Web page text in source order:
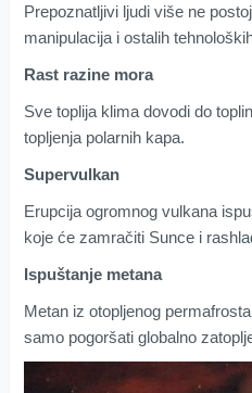
Prepoznatljivi ljudi više ne
manipulacija i ostalih
Rast razine mora
Sve toplija klima dovodi do
topljenja polarnih kapa.
Supervulkan
Erupcija ogromnog vulkana
koje će zamračiti Sunce i
Ispuštanje metana
Metan iz otopljenog
samo pogoršati globalno